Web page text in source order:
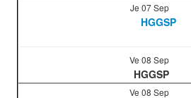
Je 07 Sep
HGGSP
Ve 08 Sep
HGGSP
Ve 08 Sep